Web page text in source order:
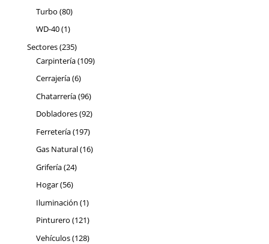
Turbo 8080
productos
WD-40 11
producto
Sectores 235235
productos
Carpintería 109109
Cerrajería 66
productos
Chatarrería 9696
productos
Dobladores 9292
Ferretería 197197
productos
Gas Natural 1616
Grifería 2424
Hogar 5656
productos
Iluminación 11
producto
Pinturero 121121
productos
Vehículos 128128